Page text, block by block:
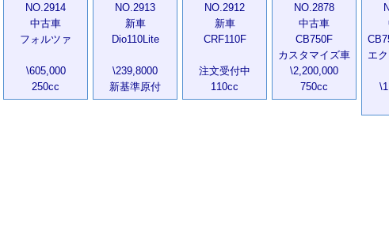
NO.2914
中古車
フォルツァ
\605,000
250cc
NO.2913
新車
Dio110Lite
\239,8000
新基準原付
NO.2912
新車
CRF110F
注文受付中
110cc
NO.2878
中古車
CB750F
カスタマイズ車
\2,200,000
750cc
エ